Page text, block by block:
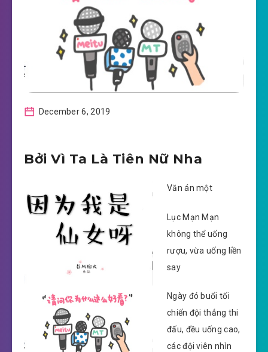
December 6, 2019
Bởi Vì Ta Là Tiên Nữ Nha
Văn án một
Lục Mạn Mạn
không thể uống
rượu, vừa uống liền
say
Ngày đó buổi tối
chiến đội thắng thi
đấu, đều uống cao,
các đội viên nhìn